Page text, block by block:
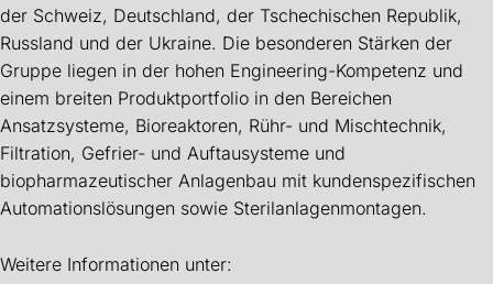
der Schweiz, Deutschland, der Tschechischen Republik,
Russland und der Ukraine. Die besonderen Stärken der
Gruppe liegen in der hohen Engineering-Kompetenz und
einem breiten Produktportfolio in den Bereichen
Ansatzsysteme, Bioreaktoren, Rühr- und Mischtechnik,
Filtration, Gefrier- und Auftausysteme und
biopharmazeutischer Anlagenbau mit kundenspezifischen
Automationslösungen sowie Sterilanlagenmontagen.
Weitere Informationen unter: